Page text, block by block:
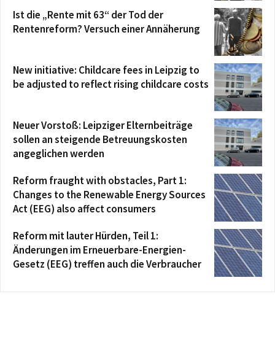
Ist die „Rente mit 63“ der Tod der
Rentenreform? Versuch einer Annäherung
New initiative: Childcare fees in Leipzig to
be adjusted to reflect rising childcare costs
Neuer Vorstoß: Leipziger Elternbeiträge
sollen an steigende Betreuungskosten
angeglichen werden
Reform fraught with obstacles, Part 1:
Changes to the Renewable Energy Sources
Act (EEG) also affect consumers
Reform mit lauter Hürden, Teil 1:
Änderungen im Erneuerbare-Energien-
Gesetz (EEG) treffen auch die Verbraucher